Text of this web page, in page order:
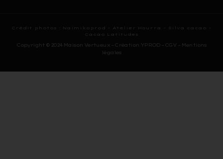
Crédit photos : Naimikoprod Atelier Hourra – Silva cacao –
Cacao Latitudes
Copyright © 2024 Maison Vertueux – Création YPROD – CGV – Mentions
légales